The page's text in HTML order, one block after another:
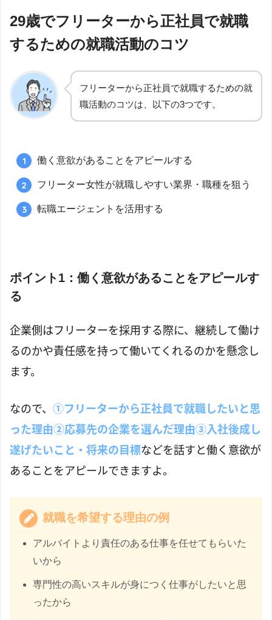
29歳でフリーターから正社員で就職
するための就職活動のコツ
フリーターから正社員で就職するための就
職活動のコツは、以下の3つです。
働く意欲があることをアピールする
フリーター女性が就職しやすい業界・職種を狙う
転職エージェントを活用する
ポイント1：働く意欲があることをアピールす
る
企業側はフリーターを採用する際に、継続して働け
るのかや責任感を持って働いてくれるのかを懸念し
ます。
なので、 ①フリーターから正社員で就職したいと思
った理由②応募先の企業を選んだ理由③入社後成し
遂げたいこと・将来の目標などを話すと働く意欲が
あることをアピールできますよ。
就職を希望する理由の例
アルバイトより責任のある仕事を任せてもらいた
いから
専門性の高いスキルが身につく仕事がしたいと思
ったから